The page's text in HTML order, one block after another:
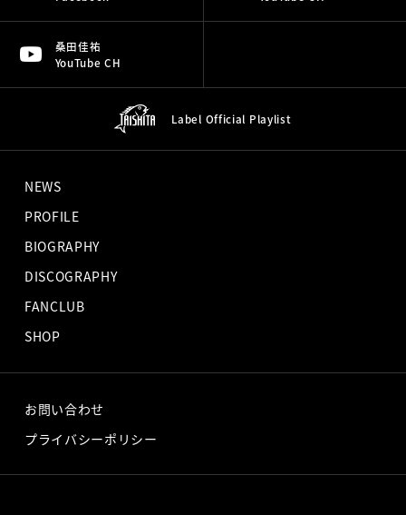
桑田佳祐
YouTube CH
Label Official Playlist
NEWS
PROFILE
BIOGRAPHY
DISCOGRAPHY
FANCLUB
SHOP
お問い合わせ
プライバシーポリシー